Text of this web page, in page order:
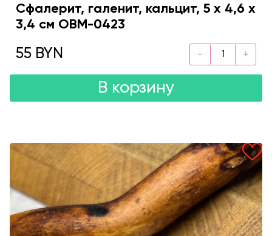
Сфалерит, галенит, кальцит, 5 х 4,6 х
3,4 см OBM-0423
55 BYN
В корзину